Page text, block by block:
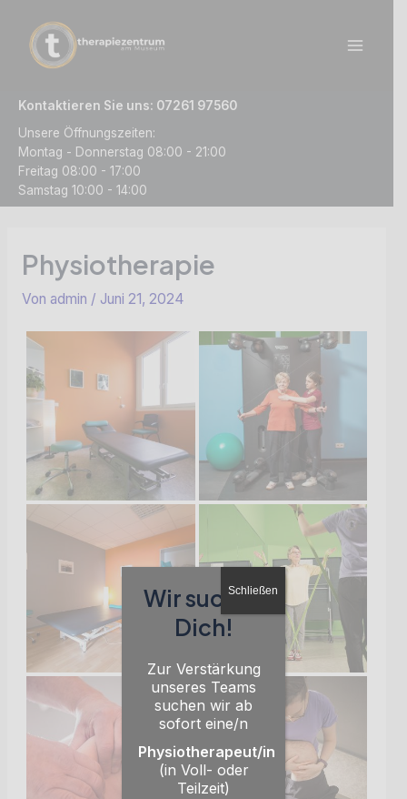
Inhalt
springen
Kontaktieren Sie uns: 07261 97560
Unsere Öffnungszeiten:
Montag - Donnerstag 08:00 - 21:00
Freitag 08:00 - 17:00
Samstag 10:00 - 14:00
Physiotherapie
Von admin / Juni 21, 2024
Wir suchen
Dich!
Zur Verstärkung
unseres Teams
suchen wir ab
sofort eine/n
Physiotherapeut/in
(in Voll- oder
Teilzeit)
Schließen